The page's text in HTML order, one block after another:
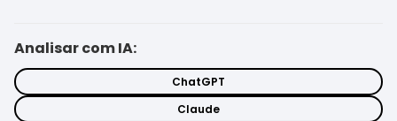
Analisar com IA:
ChatGPT
Claude